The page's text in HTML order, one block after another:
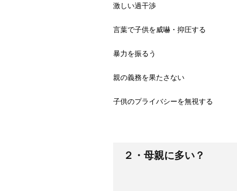
激しい過干渉
言葉で子供を威嚇・抑圧する
暴力を振るう
親の義務を果たさない
子供のプライバシーを無視する
２・母親に多い？